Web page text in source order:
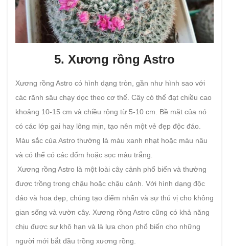
5. Xương rồng Astro
Xương rồng Astro có hình dạng tròn, gần như hình sao với
các rãnh sâu chạy dọc theo cơ thể. Cây có thể đạt chiều cao
khoảng 10-15 cm và chiều rộng từ 5-10 cm. Bề mặt của nó
có các lớp gai hay lông mịn, tạo nên một vẻ đẹp độc đáo.
Màu sắc của Astro thường là màu xanh nhạt hoặc màu nâu
và có thể có các đốm hoặc sọc màu trắng.
Xương rồng Astro là một loài cây cảnh phổ biến và thường
được trồng trong chậu hoặc chậu cảnh. Với hình dạng độc
đáo và hoa đẹp, chúng tạo điểm nhấn và sự thú vị cho không
gian sống và vườn cây. Xương rồng Astro cũng có khả năng
chịu được sự khô hạn và là lựa chọn phổ biến cho những
người mới bắt đầu trồng xương rồng.